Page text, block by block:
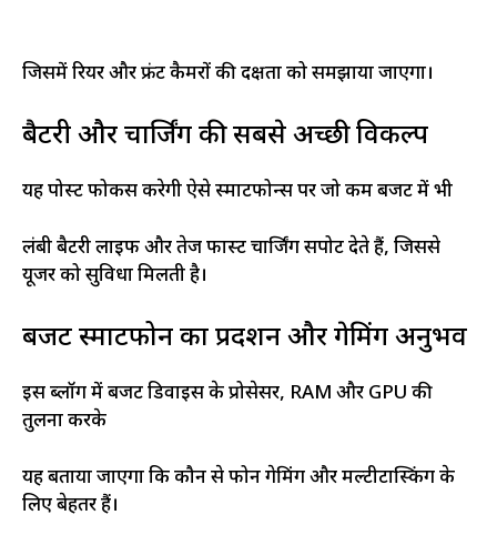
जिसमें रियर और फ्रंट कैमरों की दक्षता को समझाया जाएगा।
बैटरी और चार्जिंग की सबसे अच्छी विकल्प
यह पोस्ट फोकस करेगी ऐसे स्मार्टफोन्स पर जो कम बजट में भी
लंबी बैटरी लाइफ और तेज फास्ट चार्जिंग सपोर्ट देते हैं, जिससे
यूजर को सुविधा मिलती है।
बजट स्मार्टफोन का प्रदर्शन और गेमिंग अनुभव
इस ब्लॉग में बजट डिवाइस के प्रोसेसर, RAM और GPU की
तुलना करके
यह बताया जाएगा कि कौन से फोन गेमिंग और मल्टीटास्किंग के
लिए बेहतर हैं।